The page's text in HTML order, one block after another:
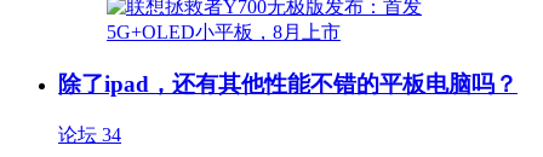
除了ipad，还有其他性能不错的平板电脑吗？
论坛 34